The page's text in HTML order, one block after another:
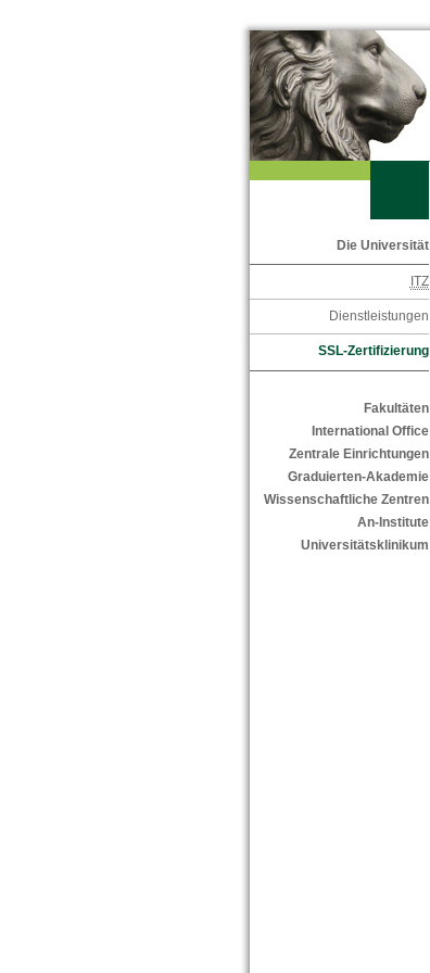
Die Universität
ITZ
Dienstleistungen
SSL-Zertifizierung
Fakultäten
International Office
Zentrale Einrichtungen
Graduierten-Akademie
Wissenschaftliche Zentren
An-Institute
Universitätsklinikum